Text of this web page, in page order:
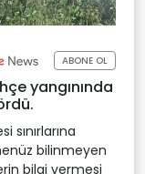
ABONE OL
yangınında
sınırlarına
bilinmeyen
bilgi vermesi